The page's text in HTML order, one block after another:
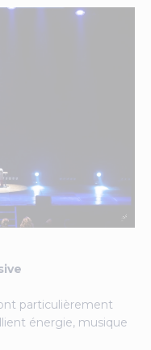
particulièrement
énergie, musique